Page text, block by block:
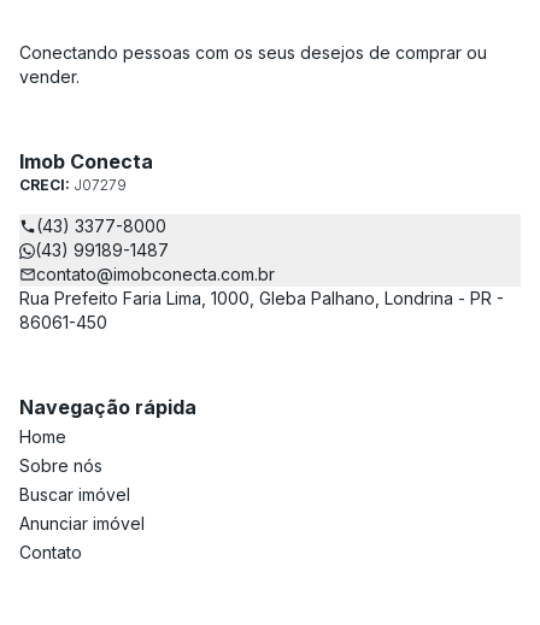
Conectando pessoas com os seus desejos de comprar ou
vender.
Imob Conecta
CRECI: J07279
(43) 3377-8000
(43) 99189-1487
contato@imobconecta.com.br
Rua Prefeito Faria Lima, 1000, Gleba Palhano, Londrina - PR -
86061-450
Navegação rápida
Home
Sobre nós
Buscar imóvel
Anunciar imóvel
Contato